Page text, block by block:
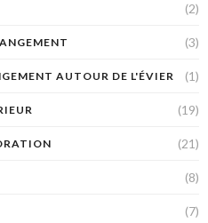
(2)
(3)
AUTOUR DE L'ÉVIER (1)
(19)
(21)
(8)
(7)